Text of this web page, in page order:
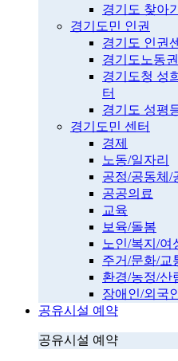
경기도 찾아
경기도민 인권
경기도 인권
경기도노동
경기도청 성
터
경기도 성평
경기도민 센터
경제
노동/일자리
공정/공동체/
공공의료
교육
보육/돌봄
노인/복지/여
주거/문화/교
환경/농정/산
장애인/외국
공유시설 예약
공유시설 예약